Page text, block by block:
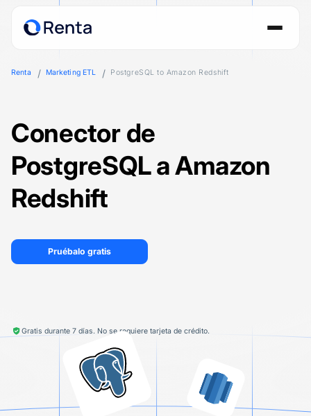
Renta Marketing ETL PostgreSQL to Amazon Redshift
Conector de
PostgreSQL a Amazon
Redshift
Pruébalo gratis
Gratis durante 7 días. No se requiere tarjeta de crédito.